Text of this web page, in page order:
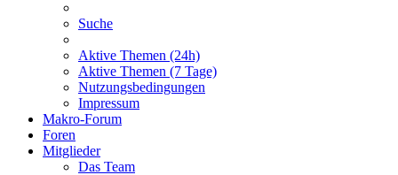
Suche
Aktive Themen (24h)
Aktive Themen (7 Tage)
Nutzungsbedingungen
Impressum
Makro-Forum
Foren
Mitglieder
Das Team